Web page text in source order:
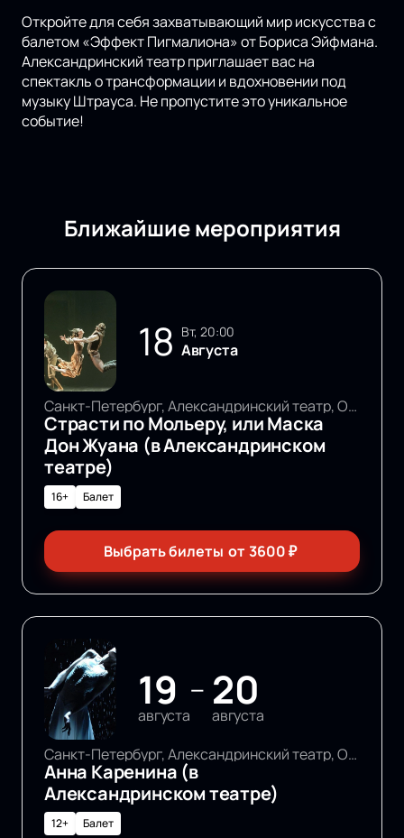
Откройте для себя захватывающий мир искусства с
балетом «Эффект Пигмалиона» от Бориса Эйфмана.
Александринский театр приглашает вас на
спектакль о трансформации и вдохновении под
музыку Штрауса. Не пропустите это уникальное
событие!
Ближайшие мероприятия
18 вт, 20:00
Августа
Санкт-Петербург, Александринский театр, Основная сцена
Страсти по Мольеру, или Маска
Дон Жуана (в Александринском
театре)
16+ Балет
Выбрать билеты от3600₽
19
августа
— 20
августа
Санкт-Петербург, Александринский театр, Основная сцена
Анна Каренина (в
Александринском театре)
12+ Балет